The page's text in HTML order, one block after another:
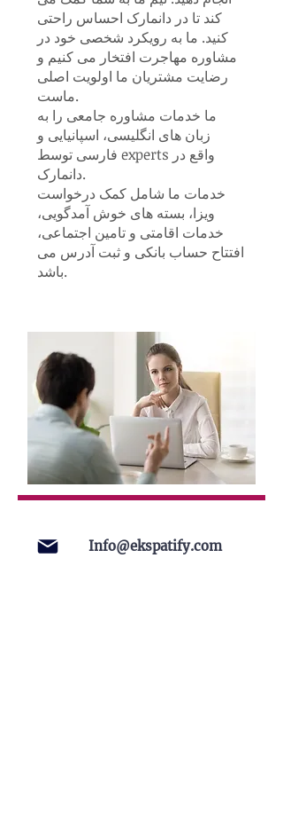
کند تا در دانمارک احساس راحتی
کنید. ما به رویکرد شخصی خود در
مشاوره مهاجرت افتخار می کنیم و
رضایت مشتریان ما اولویت اصلی
ماست.
ما خدمات مشاوره جامعی را به
زبان های انگلیسی، اسپانیایی و
فارسی توسط experts واقع در
دانمارک.
خدمات ما شامل کمک درخواست
ویزا، بسته های خوش آمدگویی،
خدمات اقامتی و تامین اجتماعی،
افتتاح حساب بانکی و ثبت آدرس می
باشد.
Info@ekspatify.com